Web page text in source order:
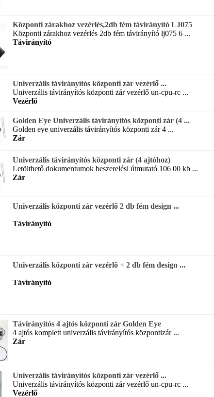
Központi zárakhoz vezérlés,2db fém távirányító LJ075
Központi zárakhoz vezérlés 2db fém távirányító lj075 6 ...
Távirányító
Univerzális távirányítós központi zár vezérlő ...
Univerzális távirányítós központi zár vezérlő un-cpu-rc ...
Vezérlő
Golden Eye Univerzális távirányítós központi zár (4 ...
Golden eye univerzális távirányítós központi zár 4 ...
Zár
Univerzális távirányítós központi zár (4 ajtóhoz)
Letölthető dokumentumok beszerelési útmutató 106 00 kb ...
Zár
Univerzális központi zár vezérlő 2 db fém design ...
Távirányító
Univerzális központi zár vezérlő + 2 db fém design ...
Távirányító
Távirányítós 4 ajtós központi zár Golden Eye
4 ajtós komplett univerzális távirányítós központizár ...
Zár
Univerzális távirányítós központi zár vezérlő ...
Univerzális távirányítós központi zár vezérlő un-cpu-rc ...
Vezérlő